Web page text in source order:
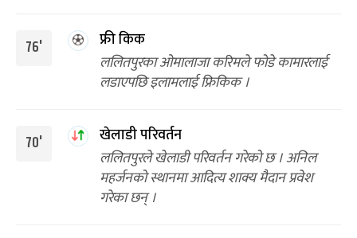
76'
फ्री किक
ललितपुरका ओमालाजा करिमले फोडे कामारलाई
लडाएपछि इलामलाई फ्रिकिक ।
70'
खेलाडी परिवर्तन
ललितपुरले खेलाडी परिवर्तन गरेको छ । अनिल
महर्जनको स्थानमा आदित्य शाक्य मैदान प्रवेश
गरेका छन् ।